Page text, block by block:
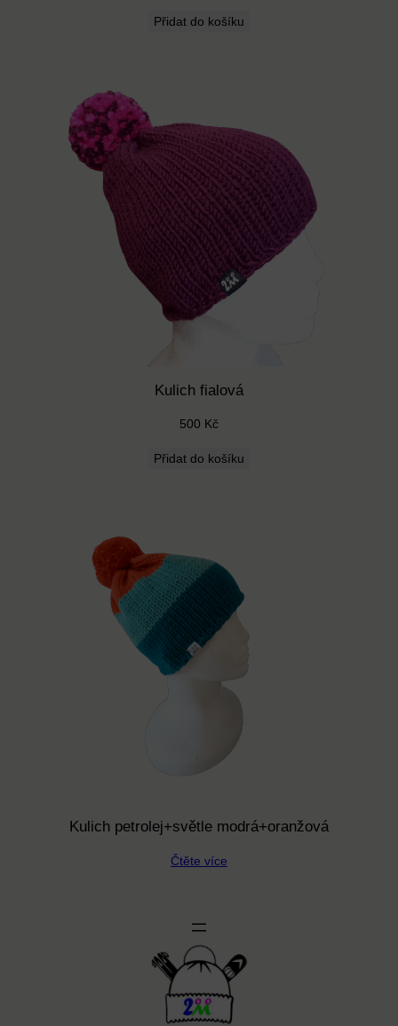
Přidat do košíku
Kulich fialová
500 Kč
Přidat do košíku
Kulich petrolej+světle modrá+oranžová
Čtěte více